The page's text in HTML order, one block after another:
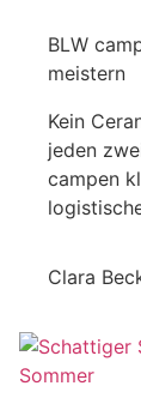
BLW
meistern
Kein
jeden
campen
Clara